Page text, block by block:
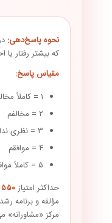
نحوه پاسخ‌دهی:
که بیشتر رفتار
مقیاس پاسخ:
۱ = کاملاً مخالفم
۲ = مخالفم
۳ = نظری ندارم
۴ = موافقم
۵ = کاملاً موافقم
حداکثر امتیاز۵۵۰
مؤلفه و برنامه
مرکز «مشاورانه»